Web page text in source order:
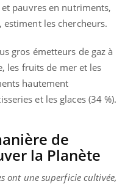
pauvres en nutriments,
les chercheurs.
gros émetteurs de gaz à
les fruits de mer et les
hautement
et les glaces (34 %).
de
la Planète
ont une superficie cultivée,